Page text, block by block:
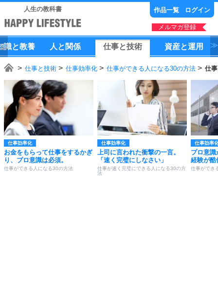
人生の教科書 作品一覧 ログイン
メルマガ登録
識と教養 人 と 関係 仕事と技術 資産と運用
仕事と技術 仕事効率化 仕事ができる人になる30の方法 仕
仕事効率化
お金をもらって仕事をするかぎ
り、プロ意識は必須。
仕事ができる人になる30の方法
仕事効率化
上司に言われた衝撃の一言。
「速く完璧にしなさい」
仕事が速く完璧にできる人になる30の方
法
仕事効率
プロ意
経験が酷
仕事ができ